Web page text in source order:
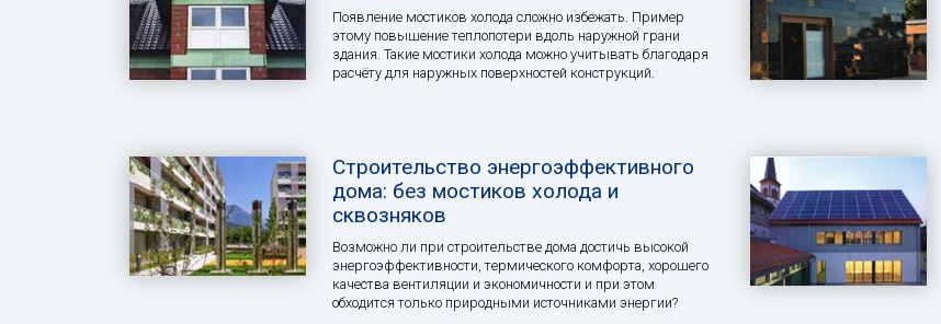
Появление мостиков холода сложно избежать. Пример
этому повышение теплопотери вдоль наружной грани
здания. Такие мостики холода можно учитывать благодаря
расчёту для наружных поверхностей конструкций.
Строительство энергоэффективного
дома: без мостиков холода и
сквозняков
Возможно ли при строительстве дома достичь высокой
энергоэффективности, термического комфорта, хорошего
качества вентиляции и экономичности и при этом
обходится только природными источниками энергии?